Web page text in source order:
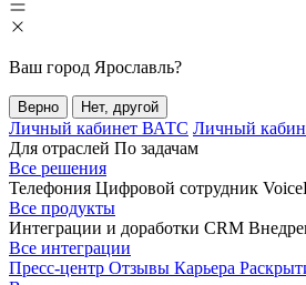
Ваш город Ярославль?
Верно Нет, другой
Личный кабинет ВАТС Личный
Для отраслей По задачам
Все решения
Телефония Цифровой сотрудник
Все продукты
Интеграции и доработки CRM
Все интеграции
Пресс-центр Отзывы Карьера